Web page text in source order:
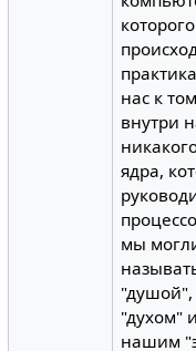
нас к
внутри
ядра,
мы
"духом"
нашим